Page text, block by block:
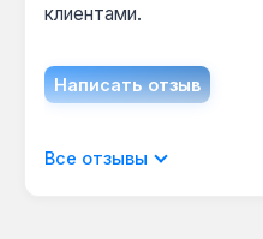
клиентами.
Написать отзыв
Отображать отзывы
Все отзывы